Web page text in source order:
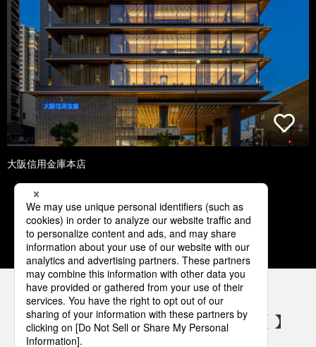
大阪信用金庫本店
1 2 3 4 5
パナソニックの電気設備 SNSアカウント